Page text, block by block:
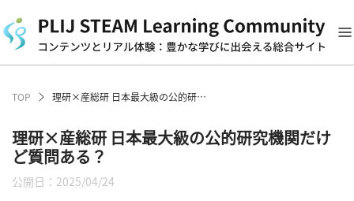
TOP 理研×産総研 日本最大級の公的研究機関だけど質問ある？
理研×産総研 日本最大級の公的研究機関だけ
ど質問ある？
公開日：2025/04/24